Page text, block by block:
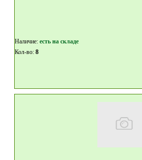
Наличие: eсть на складе
Кол-во: 8